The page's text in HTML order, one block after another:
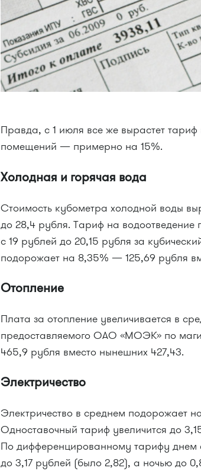
Правда, с 1 июля все же вырастет
помещений — примерно на 15%.
Холодная и горячая вода
Стоимость кубометра холодной воды
до 28,4 рубля. Тариф на водоотведение
с 19 рублей до 20,15 рубля за
подорожает на 8,35% — 125,69 рубля
Отопление
Плата за отопление увеличивается в
предоставляемого ОАО «МОЭК» по
465,9 рубля вместо нынешних 427,43.
Электричество
Электричество в среднем подорожает
Одноставочный тариф увеличится до
По дифференцированному тарифу днем
до 3,17 рублей (было 2,82), а ночью до